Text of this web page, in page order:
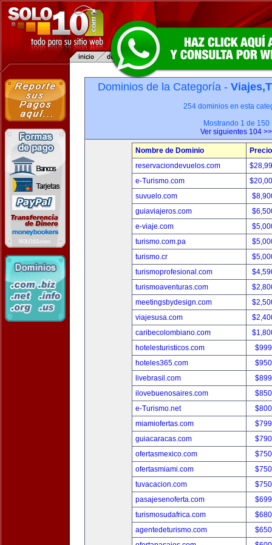
Dominios de la Categoría -
254 dominios en esta
Mostrando 1 de 150
Ver siguientes 104 >>
Nombre de Dominio
Precio
reservaciondevuelos.com
e-Turismo.com
suvuelo.com
guiaviajeros.com
e-viaje.com
turismo.com.pa
turismo.cr
turismoprofesional.com
turismoaventuras.com
meetingsbydesign.com
viajesusa.com
caribecolombiano.com
hotelesturisticos.com
hoteles365.com
livebrasil.com
ilovebuenosaires.com
e-Turismo.net
miamiofertas.com
guiacaracas.com
ofertasmexico.com
ofertasmiami.com
tuvacacion.com
pasajesenoferta.com
turismosudafrica.com
agentedeturismo.com